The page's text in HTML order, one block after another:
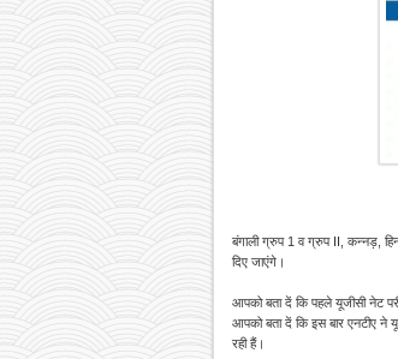
बंगाली ग्रुप 1 व ग्रुप II, कन्नड़,
दिए जाएंगे।
आपको बता दें कि पहले यूजीसी नेट
आपको बता दें कि इस बार एनटीए ने
रही हैं।